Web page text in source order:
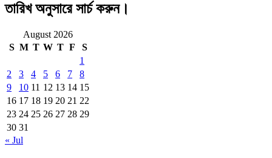
তারিখ অনুসারে সার্চ করুন।
August 2026
S M T W T F
S
1
2
3 4 5 6 7
8
9
10 11 12 13 14 15
16 17 18 19 20 21 22
23 24 25 26 27 28 29
30 31
« Jul